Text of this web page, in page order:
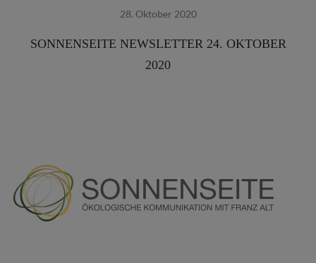
28. Oktober 2020
SONNENSEITE NEWSLETTER 24. OKTOBER
2020